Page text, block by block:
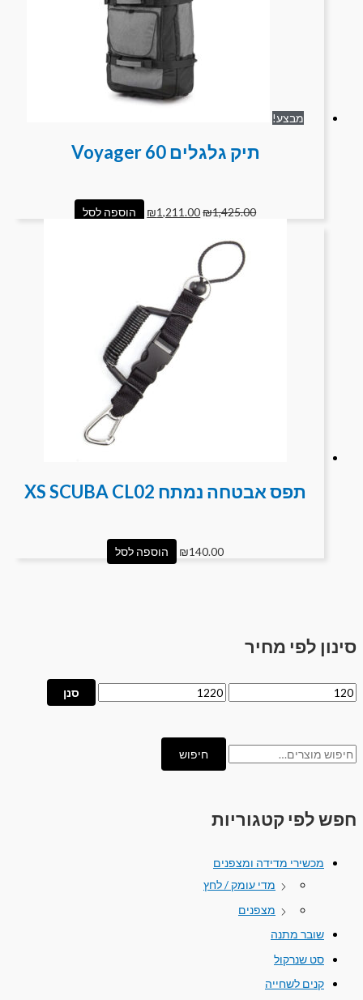
סינון לפי מחיר
סנן
חיפוש
חפש לפי קטגוריות
מכשירי מדידה ומצפנים
מדי עומק / לחץ
מצפנים
שובר מתנה
סט שנרקול
קנים לשחייה
מבצע!
תיק גלגלים Voyager 60
₪1,425.00
₪1,211.00 הוספה לסל
תפס אבטחה נמתח XS SCUBA CL02
₪140.00 הוספה לסל